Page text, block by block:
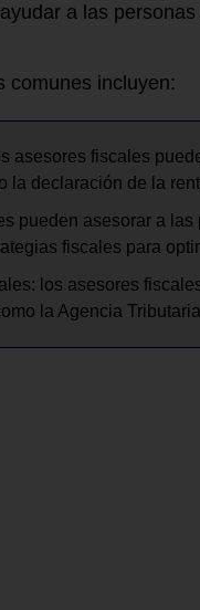
a las
comunes incluyen:
asesores fiscales
la declaración de la
pueden asesorar a
fiscales para
los asesores
la Agencia